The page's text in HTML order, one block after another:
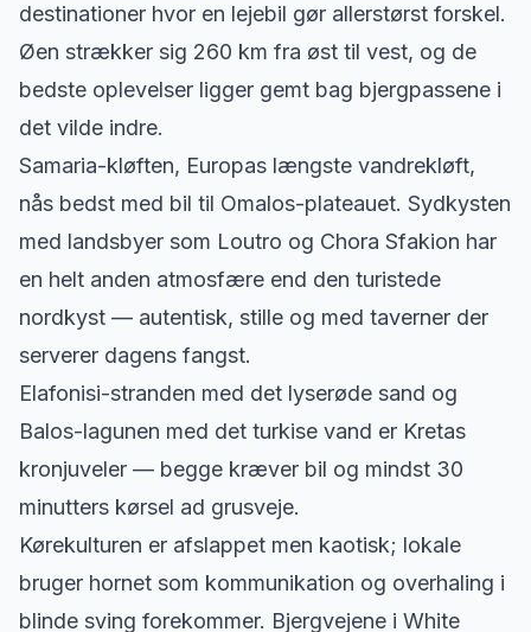
destinationer hvor en lejebil gør allerstørst forskel.
Øen strækker sig 260 km fra øst til vest, og de
bedste oplevelser ligger gemt bag bjergpassene i
det vilde indre.
Samaria-kløften, Europas længste vandrekløft,
nås bedst med bil til Omalos-plateauet. Sydkysten
med landsbyer som Loutro og Chora Sfakion har
en helt anden atmosfære end den turistede
nordkyst — autentisk, stille og med taverner der
serverer dagens fangst.
Elafonisi-stranden med det lyserøde sand og
Balos-lagunen med det turkise vand er Kretas
kronjuveler — begge kræver bil og mindst 30
minutters kørsel ad grusveje.
Kørekulturen er afslappet men kaotisk; lokale
bruger hornet som kommunikation og overhaling i
blinde sving forekommer. Bjergvejene i White